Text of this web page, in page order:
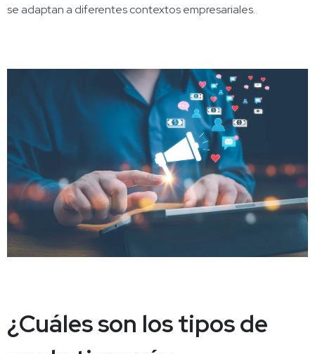
se adaptan a diferentes contextos empresariales.
¿Cuáles son los tipos de